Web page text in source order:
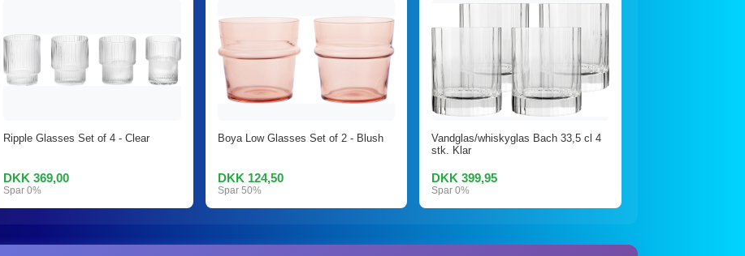
Ripple Glasses Set of 4 - Clear
DKK 369,00
Spar 0%
Boya Low Glasses Set of 2 - Blush
DKK 124,50
Spar 50%
Vandglas/whiskyglas Bach 33,5 cl 4
stk. Klar
DKK 399,95
Spar 0%